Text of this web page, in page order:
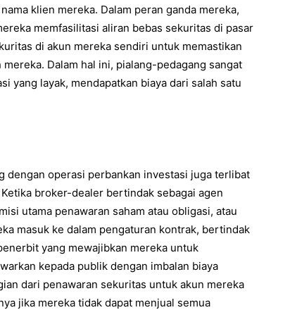
klien mereka. Dalam peran ganda mereka,
memfasilitasi aliran bebas sekuritas di pasar
di akun mereka sendiri untuk memastikan
Dalam hal ini, pialang-pedagang sangat
yang layak, mendapatkan biaya dari salah satu
dengan operasi perbankan investasi juga terlibat
broker-dealer bertindak sebagai agen
utama penawaran saham atau obligasi, atau
masuk ke dalam pengaturan kontrak, bertindak
yang mewajibkan mereka untuk
kepada publik dengan imbalan biaya
dari penawaran sekuritas untuk akun mereka
jika mereka tidak dapat menjual semua